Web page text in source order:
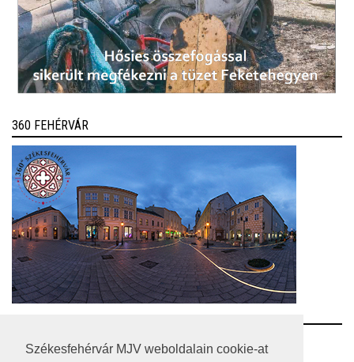
Székesfehérvár MJV weboldalain cookie-at
360 FEHÉRVÁR
RSS